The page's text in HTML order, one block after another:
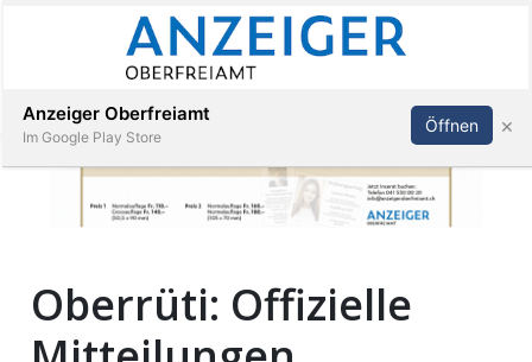
Veranstaltungen
Abonnieren Anmelden
Oberrüti: Offizielle
Anzeiger Oberfreiamt
Im Google Play Store
Öffnen ×